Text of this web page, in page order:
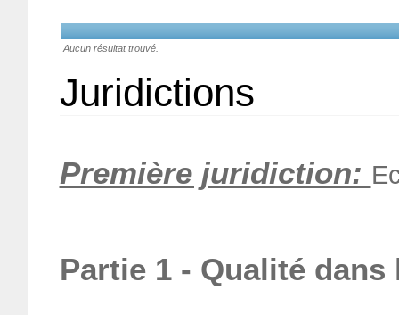
Aucun résultat trouvé.
Juridictions
Première juridiction:
Partie 1 - Qualité